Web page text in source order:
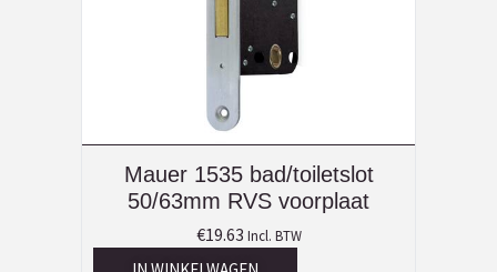
Mauer 1535 bad/toiletslot
50/63mm RVS voorplaat
€19.63 Incl. BTW